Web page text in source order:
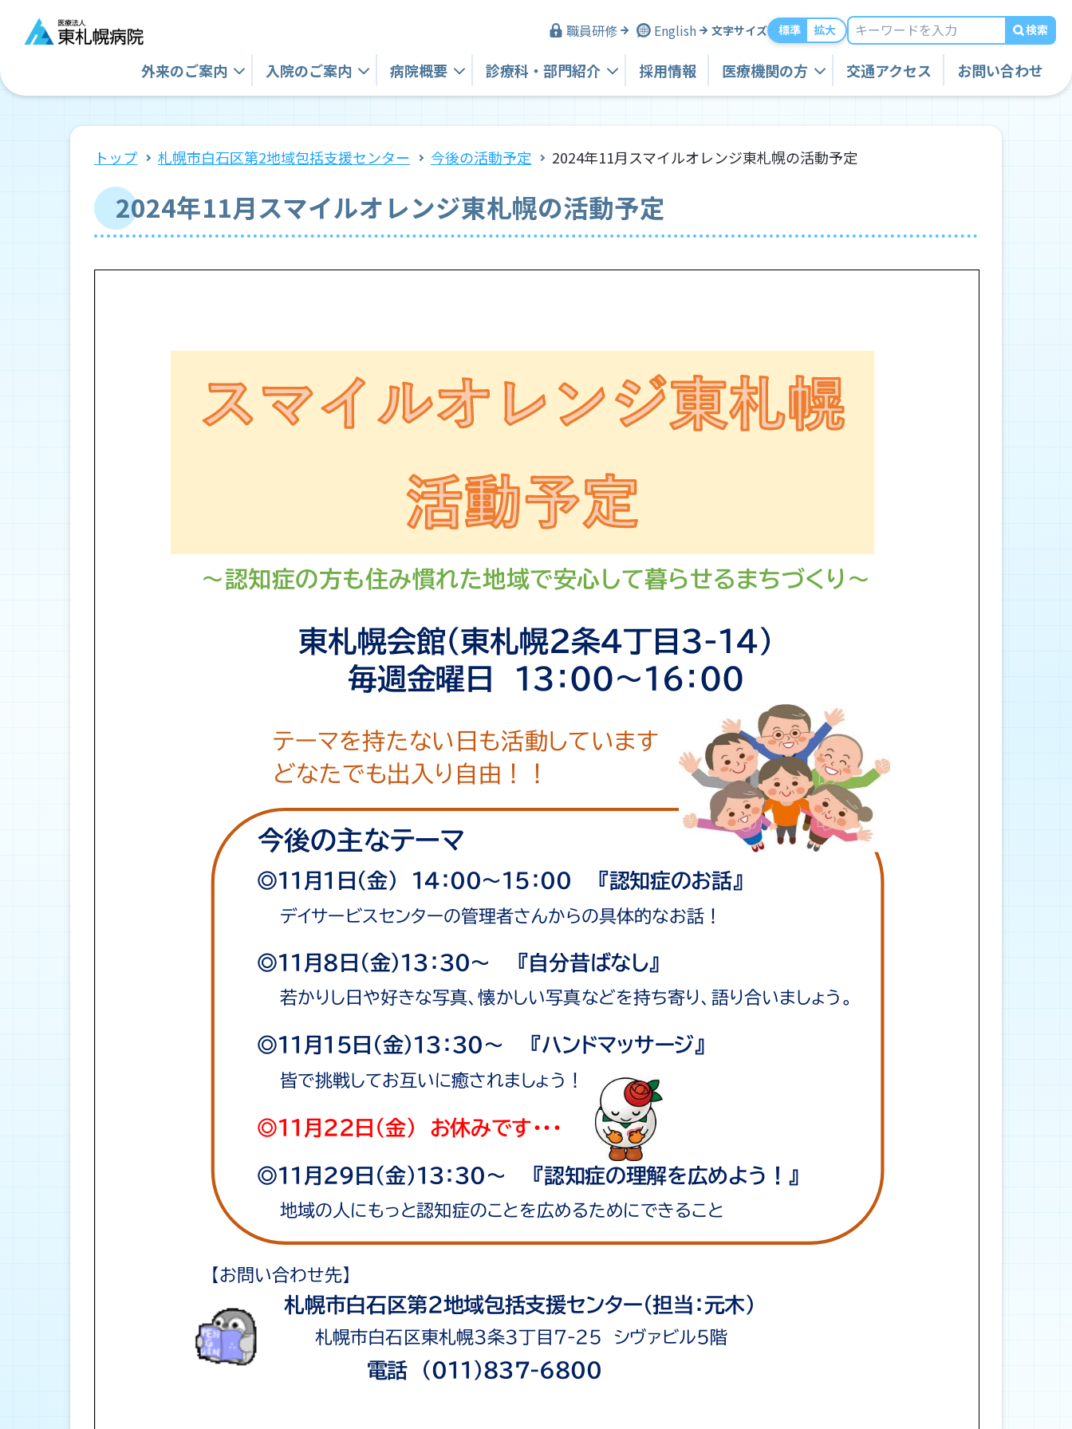
職員研修 English 文字サイズ 標準 拡大 検索
外来のご案内 入院のご案内 病院概要 診療科・ 部門紹介 採用情報 医療機関の方 交通アクセス お問い合わせ
トップ 札幌市白石区第2地域包括支援センター 今後の活動予定 2024年11月スマイルオレンジ東札幌の活動予定
2024年11月スマイルオレンジ東札幌の活動予定